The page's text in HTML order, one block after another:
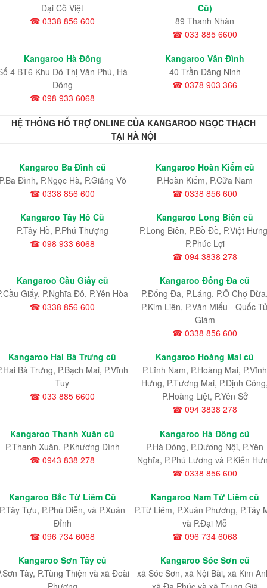
Đại Cồ Việt
☎ 0338 856 600
Cũ)
89 Thanh Nhàn
☎ 033 885 6600
Kangaroo Hà Đông
4 BT6 Khu Đô Thị Văn Phú, Hà
Đông
☎ 098 933 6068
Kangaroo Vân Đình
40 Trần Đăng Ninh
☎ 0378 903 366
HỆ THỐNG HỖ TRỢ ONLINE CỦA KANGAROO NGỌC THẠCH
TẠI HÀ NỘI
Kangaroo Ba Đình cũ
Đình, P.Ngọc Hà, P.Giảng Võ
☎ 0338 856 600
Kangaroo Hoàn Kiếm cũ
P.Hoàn Kiếm, P.Cửa Nam
☎ 0338 856 600
Kangaroo Tây Hồ Cũ
P.Tây Hồ, P.Phú Thượng
☎ 098 933 6068
Kangaroo Long Biên cũ
P.Long Biên, P.Bồ Đề, P.Việt
P.Phúc Lợi
☎ 094 3838 278
Kangaroo Cầu Giấy cũ
Giấy, P.Nghĩa Đô, P.Yên Hòa
☎ 0338 856 600
Kangaroo Đống Đa cũ
P.Đống Đa, P.Láng, P.Ô Chợ
P.Kim Liên, P.Văn Miếu - Quốc
Giám
☎ 0338 856 600
Kangaroo Hai Bà Trưng cũ
Bà Trưng, P.Bạch Mai, P.Vĩnh
Tuy
☎ 033 885 6600
Kangaroo Hoàng Mai cũ
P.Lĩnh Nam, P.Hoàng Mai, P.Vĩnh
Hưng, P.Tương Mai, P.Định
P.Hoàng Liệt, P.Yên Sở
☎ 094 3838 278
Kangaroo Thanh Xuân cũ
P.Thanh Xuân, P.Khương Đình
☎ 0943 838 278
Kangaroo Hà Đông cũ
P.Hà Đông, P.Dương Nội, P.Yên
Nghĩa, P.Phú Lương và P.Kiến
☎ 0338 856 600
Kangaroo Bắc Từ Liêm Cũ
P.Tây Tựu, P.Phú Diễn, và P.Xuân
Đỉnh
☎ 096 734 6068
Kangaroo Nam Từ Liêm cũ
P.Từ Liêm, P.Xuân Phương, P.Tây
và P.Đại Mỗ
☎ 096 734 6068
Kangaroo Sơn Tây cũ
Tây, P.Tùng Thiện và xã Đoài
Kangaroo Sóc Sơn cũ
xã Sóc Sơn, xã Nội Bài, xã Kim